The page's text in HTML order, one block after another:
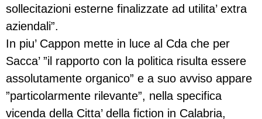
sollecitazioni esterne finalizzate ad utilita’ extra
aziendali”.
In piu’ Cappon mette in luce al Cda che per
Sacca’ ”il rapporto con la politica risulta essere
assolutamente organico” e a suo avviso appare
”particolarmente rilevante”, nella specifica
vicenda della Citta’ della fiction in Calabria,